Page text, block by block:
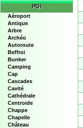
POI
Aéroport
Antique
Arbre
Archéo
Autoroute
Beffroi
Bunker
Camping
Cap
Cascades
Cavité
Cathédrale
Centroide
Chappe
Chapelle
Château